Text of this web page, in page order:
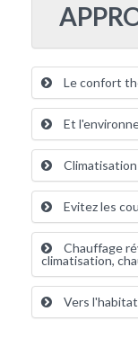
Le confort
Et
Evitez les
Chauffage
climatisation,
Vers